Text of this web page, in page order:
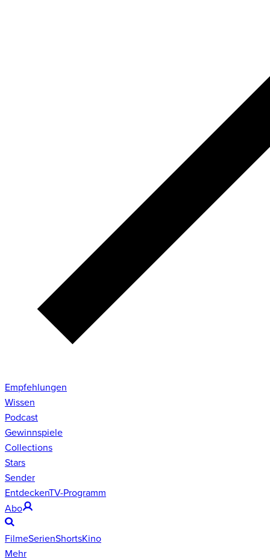
Empfehlungen
Wissen
Podcast
Gewinnspiele
Collections
Stars
Sender
EntdeckenTV-Programm
Abo
FilmeSerienShortsKino
Mehr